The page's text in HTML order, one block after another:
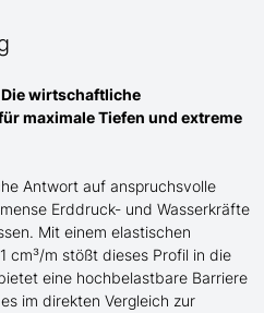
wirtschaftliche
maximale Tiefen und extreme
Antwort auf anspruchsvolle
Erddruck- und Wasserkräfte
Mit einem elastischen
cm³/m stößt dieses Profil in die
eine hochbelastbare Barriere
im direkten Vergleich zur